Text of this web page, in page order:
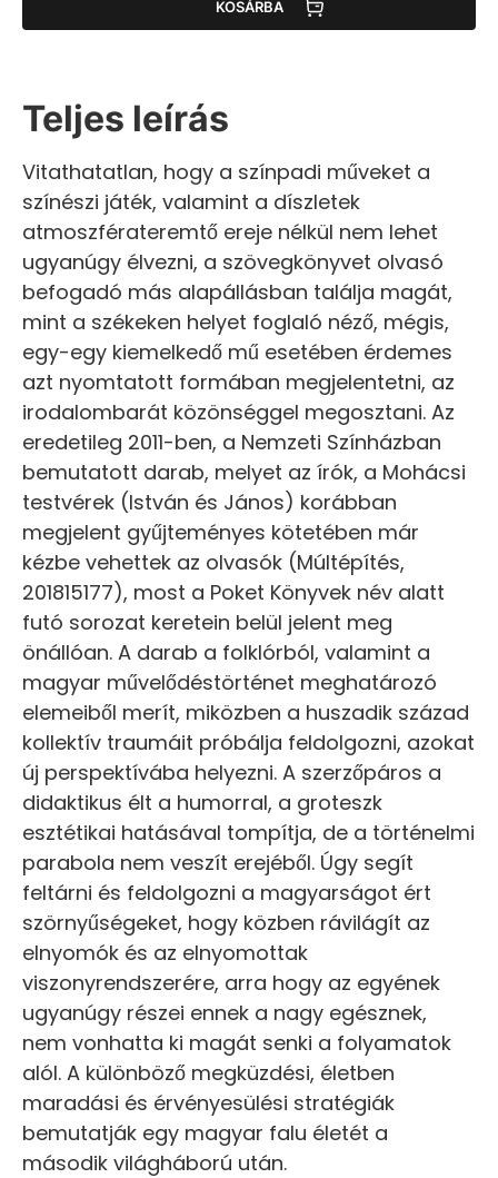
KOSÁRBA
Teljes leírás
Vitathatatlan, hogy a színpadi műveket a
színészi játék, valamint a díszletek
atmoszférateremtő ereje nélkül nem lehet
ugyanúgy élvezni, a szövegkönyvet olvasó
befogadó más alapállásban találja magát,
mint a székeken helyet foglaló néző, mégis,
egy-egy kiemelkedő mű esetében érdemes
azt nyomtatott formában megjelentetni, az
irodalombarát közönséggel megosztani. Az
eredetileg 2011-ben, a Nemzeti Színházban
bemutatott darab, melyet az írók, a Mohácsi
testvérek (István és János) korábban
megjelent gyűjteményes kötetében már
kézbe vehettek az olvasók (Múltépítés,
201815177), most a Poket Könyvek név alatt
futó sorozat keretein belül jelent meg
önállóan. A darab a folklórból, valamint a
magyar művelődéstörténet meghatározó
elemeiből merít, miközben a huszadik század
kollektív traumáit próbálja feldolgozni, azokat
új perspektívába helyezni. A szerzőpáros a
didaktikus élt a humorral, a groteszk
esztétikai hatásával tompítja, de a történelmi
parabola nem veszít erejéből. Úgy segít
feltárni és feldolgozni a magyarságot ért
szörnyűségeket, hogy közben rávilágít az
elnyomók és az elnyomottak
viszonyrendszerére, arra hogy az egyének
ugyanúgy részei ennek a nagy egésznek,
nem vonhatta ki magát senki a folyamatok
alól. A különböző megküzdési, életben
maradási és érvényesülési stratégiák
bemutatják egy magyar falu életét a
második világháború után.